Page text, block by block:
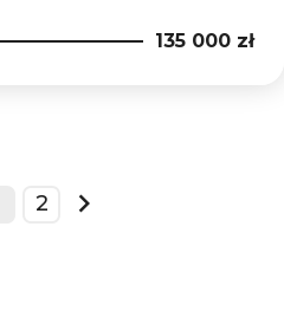
135 000 zł
2
next